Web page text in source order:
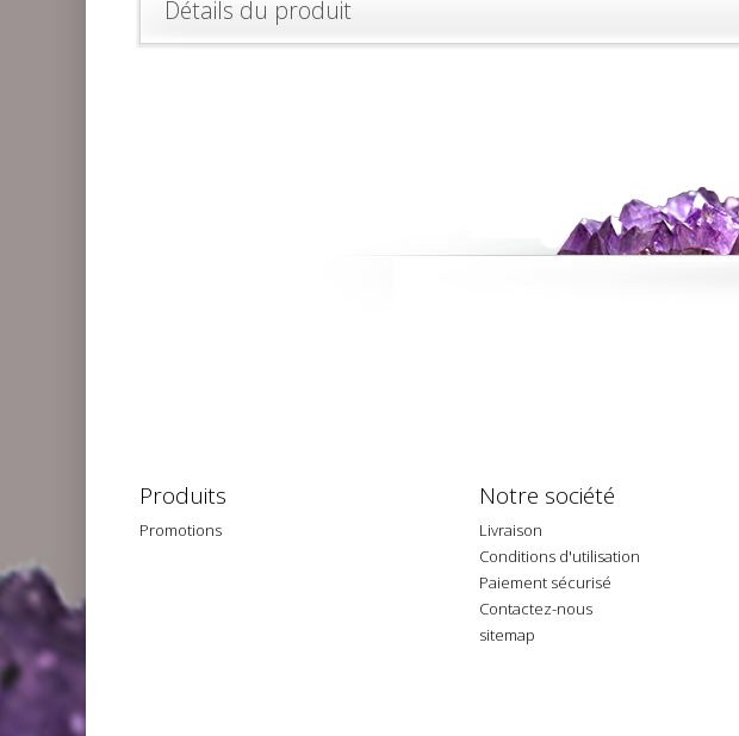
Détails du produit
Produits
Promotions
Notre société
Livraison
Conditions d'utilisation
Paiement sécurisé
Contactez-nous
sitemap